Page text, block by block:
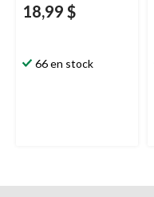
18,99 $
66 en stock